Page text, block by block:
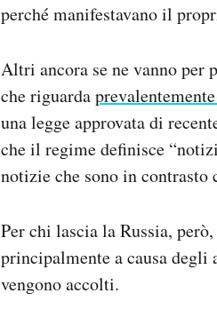
perché manifestavano il
Altri ancora se ne vanno per
che riguarda
una legge approvata di
che il regime definisce
notizie che sono in contrasto
Per chi lascia la Russia,
principalmente a causa
vengono accolti.